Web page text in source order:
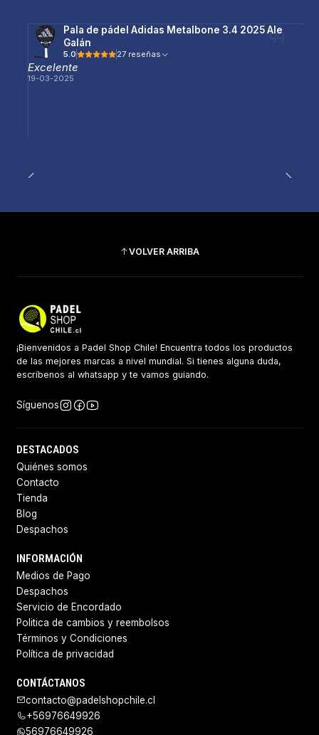
Pala de pádel Adidas Metalbone 3.4 2025 Ale
Galán
5.0 27 reseñas
Excelente
19-03-2025
VOLVER ARRIBA
¡Bienvenidos a Padel Shop Chile! Encuentra todos los productos
de las mejores marcas a nivel mundial. Si tienes alguna duda,
escríbenos al whatsapp y te vamos guiando.
Síguenos
DESTACADOS
Quiénes somos
Contacto
Tienda
Blog
Despachos
INFORMACIÓN
Medios de Pago
Despachos
Servicio de Encordado
Politica de cambios y reembolsos
Términos y Condiciones
Política de privacidad
CONTÁCTANOS
contacto@padelshopchile.cl
+56976649926
56976649926